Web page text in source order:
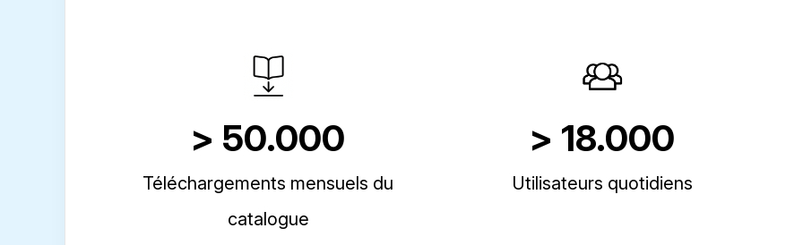
> 50.000
Téléchargements mensuels du
catalogue
> 18.000
Utilisateurs quotidiens